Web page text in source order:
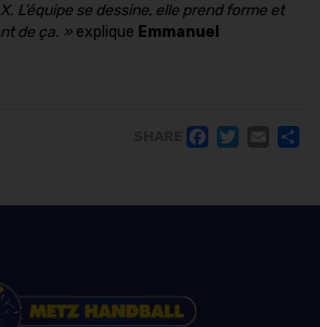
L’équipe se dessine, elle prend forme et
de ça. » explique Emmanuel